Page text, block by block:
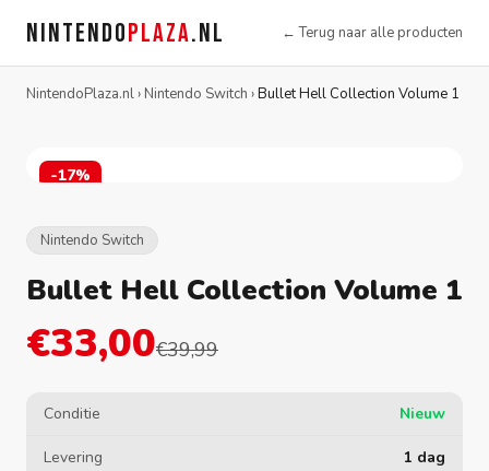
NINTENDOPLAZA.NL ← Terug naar alle producten
NintendoPlaza.nl› Nintendo Switch ›Bullet Hell Collection Volume 1
-17%
Nintendo Switch
Bullet Hell Collection Volume 1
€33,00€39,99
Conditie Nieuw
Levering 1 dag